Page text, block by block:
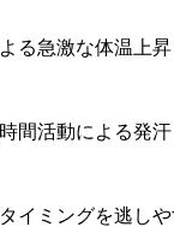
る急激な体温上昇
間活動による発汗
イミングを逃し